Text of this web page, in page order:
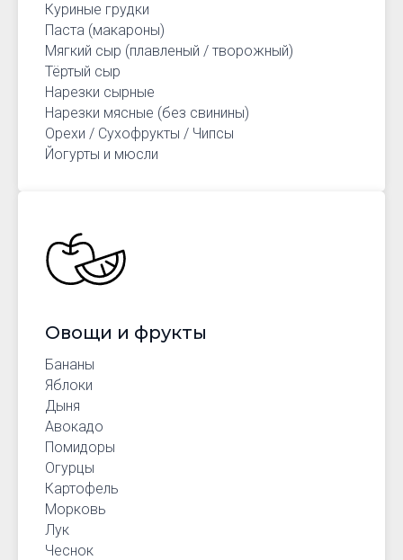
Куриные грудки
Паста (макароны)
Мягкий сыр (плавленый / творожный)
Тёртый сыр
Нарезки сырные
Нарезки мясные (без свинины)
Орехи / Сухофрукты / Чипсы
Йогурты и мюсли
Овощи и фрукты
Бананы
Яблоки
Дыня
Авокадо
Помидоры
Огурцы
Картофель
Морковь
Лук
Чеснок